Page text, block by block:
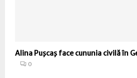
Alina Puşcaş face cununia civilă în
0